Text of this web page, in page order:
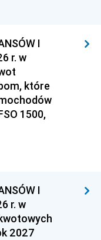
I
r. w
które
1500,
I
r. w
2027